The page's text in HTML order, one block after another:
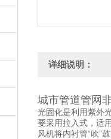
详细说明：
城市管道管网
光固化是利用紫外
要采用拉入式，适
风机将内衬管“吹”